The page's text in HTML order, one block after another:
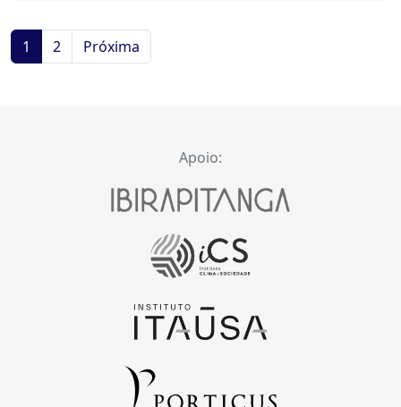
1 2 Próxima
Apoio: